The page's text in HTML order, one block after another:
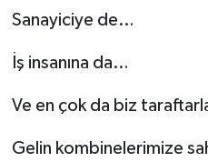
Sanayiciye de…
İş insanına da…
Ve en çok da biz
Gelin kombinelerimize